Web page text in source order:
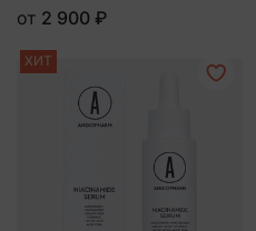
от 2 900 ₽
ХИТ